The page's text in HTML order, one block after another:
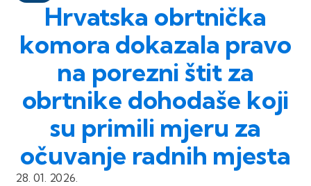
Hrvatska obrtnička
komora dokazala pravo
na porezni štit za
obrtnike dohodaše koji
su primili mjeru za
očuvanje radnih mjesta
28. 01. 2026.